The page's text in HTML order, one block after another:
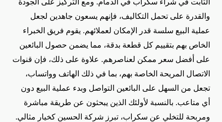
الثابت في شراء سكراب في الدمام. ومع التركيز على الجودة
والقدرة على تحمل التكاليف، فإنهم يسعون جاهدين لجعل
عملية البيع سلسة قدر الإمكان لعملائهم. يقوم فريق الخبراء
الخاص بهم بتقييم كل قطعة بدقة، مما يضمن حصول البائعين
على أفضل سعر ممكن لعناصرهم. علاوة على ذلك، فإن قنوات
الاتصال المريحة الخاصة بهم، بما في ذلك الهاتف وواتساب،
تجعل من السهل على البائعين التواصل وبدء عملية البيع دون
أي متاعب. بالنسبة لأولئك الذين يبحثون عن طريقة مباشرة
ومربحة للتخلي عن سكراب، تبرز شركة الحسين كخيار مثالي.